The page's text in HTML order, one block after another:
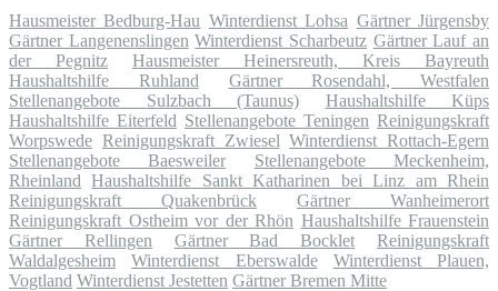
Hausmeister Bedburg-Hau Winterdienst Lohsa Gärtner Jürgensby
Gärtner Langenenslingen Winterdienst Scharbeutz Gärtner Lauf an
der Pegnitz
Hausmeister Heinersreuth, Kreis Bayreuth
Haushaltshilfe Ruhland
Gärtner Rosendahl, Westfalen
Stellenangebote Sulzbach (Taunus)
Haushaltshilfe Küps
Haushaltshilfe Eiterfeld Stellenangebote Teningen Reinigungskraft
Worpswede Reinigungskraft Zwiesel Winterdienst Rottach-Egern
Stellenangebote Baesweiler
Stellenangebote Meckenheim,
Rheinland
Haushaltshilfe Sankt Katharinen bei Linz am Rhein
Reinigungskraft Quakenbrück
Gärtner Wanheimerort
Reinigungskraft Ostheim vor der Rhön Haushaltshilfe Frauenstein
Gärtner Rellingen
Gärtner Bad Bocklet
Reinigungskraft
Waldalgesheim
Winterdienst Eberswalde
Winterdienst Plauen,
Vogtland Winterdienst Jestetten Gärtner Bremen Mitte